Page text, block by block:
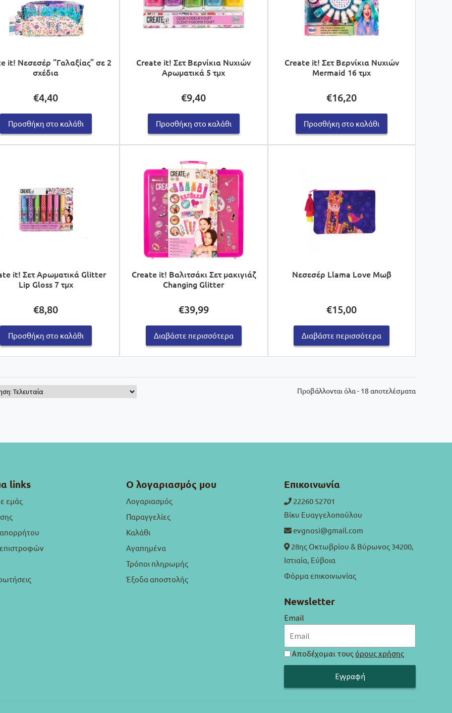
it! Νεσεσέρ “Γαλαξίας” σε 2
σχέδια
€4,40
Προσθήκη στο καλάθι
Create it! Σετ Βερνίκια Νυχιών
Αρωματικά 5 τμχ
€9,40
Προσθήκη στο καλάθι
Create it! Σετ Βερνίκια Νυχιών
Mermaid 16 τμχ
€16,20
Προσθήκη στο καλάθι
it! Σετ Αρωματικά Glitter
Lip Gloss 7 τμχ
€8,80
Προσθήκη στο καλάθι
Create it! Βαλιτσάκι Σετ μακιγιάζ
Changing Glitter
€39,99
Διαβάστε περισσότερα
Νεσεσέρ Llama Love Μωβ
€15,00
Διαβάστε περισσότερα
Προβάλλονται όλα - 18 αποτελέσματα
links
εμάς
απορρήτου
επιστροφών
Ο λογαριασμός μου
Λογαριασμός
Παραγγελίες
Καλάθι
Αγαπημένα
Τρόποι πληρωμής
Έξοδα αποστολής
Επικοινωνία
22260 52701
Βίκυ Ευαγγελοπούλου
evgnosi@gmail.com
28ης Οκτωβρίου & Βύρωνος 34200,
Ιστιαία, Εύβοια
Φόρμα επικοινωνίας
Newsletter
Email
Αποδέχομαι τουςόρους χρήσης